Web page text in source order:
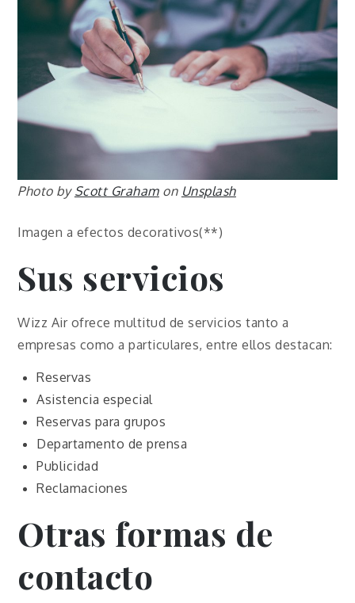
Photo by Scott Grahamon Unsplash
Imagen a efectos decorativos(**)
Sus servicios
Wizz Air ofrece multitud de servicios tanto a
empresas como a particulares, entre ellos destacan:
Reservas
Asistencia especial
Reservas para grupos
Departamento de prensa
Publicidad
Reclamaciones
Otras formas de
contacto